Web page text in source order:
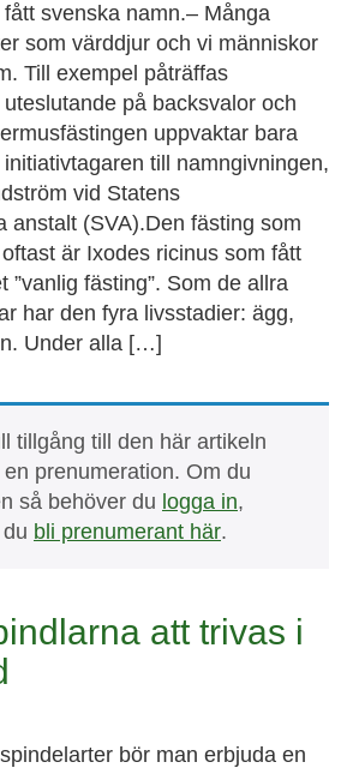
svenska namn.– Många
som värddjur och vi människor
Till exempel påträffas
på backsvalor och
uppvaktar bara
till namngivningen,
vid Statens
anstalt (SVA).Den fästing som
är Ixodes ricinus som fått
”vanlig fästing”. Som de allra
har den fyra livsstadier: ägg,
Under alla […]
tillgång till den här artikeln
prenumeration. Om du
så behöver du logga in,
bli prenumerant här.
att trivas i
bör man erbjuda en